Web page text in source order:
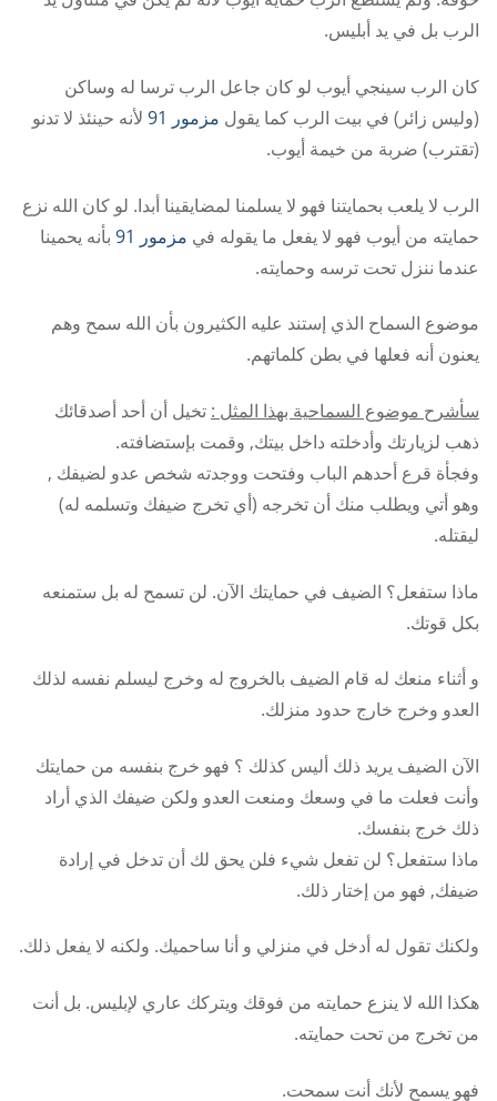
الرب بل في يد أبليس.
كان الرب سينجي أيوب لو كان جاعل الرب ترسا له وساكن
(وليس زائر) في بيت الرب كما يقول مزمور 91
لأنه حينئذ لا تدنو
(تقترب) ضربة من خيمة أيوب.
الرب لا يلعب بحمايتنا فهو لا يسلمنا لمضايقينا أبدا. لو كان الله نزع
حمايته من أيوب فهو لا يفعل ما يقوله في مزمور 91
بأنه يحمينا
عندما ننزل تحت ترسه وحمايته.
موضوع السماح الذي إستند عليه الكثيرون بأن الله سمح وهم
يعنون أنه فعلها في بطن كلماتهم.
سأشرح موضوع السماحية بهذا المثل : تخيل أن أحد أصدقائك
ذهب لزيارتك وأدخلته داخل بيتك, وقمت بإستضافته.
وفجأة قرع أحدهم الباب وفتحت ووجدته شخص عدو لضيفك ,
وهو أتي ويطلب منك أن تخرجه (أي تخرج ضيفك وتسلمه له)
ليقتله.
ماذا ستفعل؟ الضيف في حمايتك الآن. لن تسمح له بل ستمنعه
بكل قوتك.
و أثناء منعك له قام الضيف بالخروج له وخرج ليسلم نفسه لذلك
العدو وخرج خارج حدود منزلك.
الآن الضيف يريد ذلك أليس كذلك ؟ فهو خرج بنفسه من حمايتك
وأنت فعلت ما في وسعك ومنعت العدو ولكن ضيفك الذي أراد
ذلك خرج بنفسك.
ماذا ستفعل؟ لن تفعل شيء فلن يحق لك أن تدخل في إرادة
ضيفك, فهو من إختار ذلك.
ولكنك تقول له أدخل في منزلي و أنا ساحميك. ولكنه لا يفعل ذلك.
هكذا الله لا ينزع حمايته من فوقك ويتركك عاري لإبليس. بل أنت
من تخرج من تحت حمايته.
فهو يسمح لأنك أنت سمحت.